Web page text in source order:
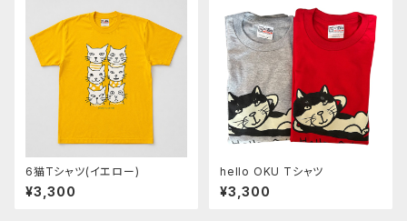
6猫Tシャツ(イエロー)
¥3,300
hello OKU Tシャツ
¥3,300